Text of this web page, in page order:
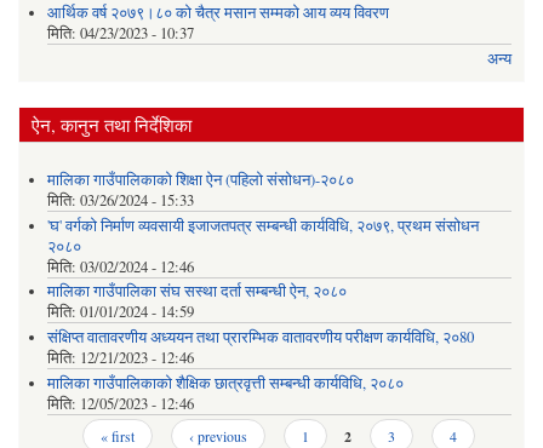
आर्थिक वर्ष २०७९।८० को चैत्र मसान सम्मको आय व्यय विवरण
मिति: 04/23/2023 - 10:37
अन्य
ऐन, कानुन तथा निर्देशिका
मालिका गाउँपालिकाको शिक्षा ऐन (पहिलो संसोधन)-२०८०
मिति: 03/26/2024 - 15:33
'घ' वर्गको निर्माण व्यवसायी इजाजतपत्र सम्बन्धी कार्यविधि, २०७९, प्रथम संसोधन
२०८०
मिति: 03/02/2024 - 12:46
मालिका गाउँपालिका संघ सस्था दर्ता सम्बन्धी ऐन, २०८०
मिति: 01/01/2024 - 14:59
संक्षिप्त वातावरणीय अध्ययन तथा प्रारम्भिक वातावरणीय परीक्षण कार्यविधि, २०80
मिति: 12/21/2023 - 12:46
मालिका गाउँपालिकाको शैक्षिक छात्रवृत्ती सम्बन्धी कार्यविधि, २०८०
मिति: 12/05/2023 - 12:46
« first ‹ previous 1 2 3
4